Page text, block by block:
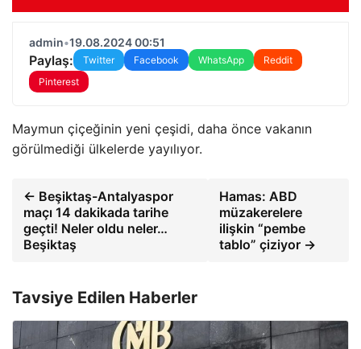
admin•19.08.2024 00:51
Paylaş: Twitter Facebook WhatsApp
Reddit
Pinterest
Maymun çiçeğinin yeni çeşidi, daha önce vakanın
görülmediği ülkelerde yayılıyor.
← Beşiktaş-Antalyaspor
maçı 14 dakikada tarihe
geçti! Neler oldu neler…
Beşiktaş
Hamas: ABD
müzakerelere
ilişkin “pembe
tablo” çiziyor →
Tavsiye Edilen Haberler